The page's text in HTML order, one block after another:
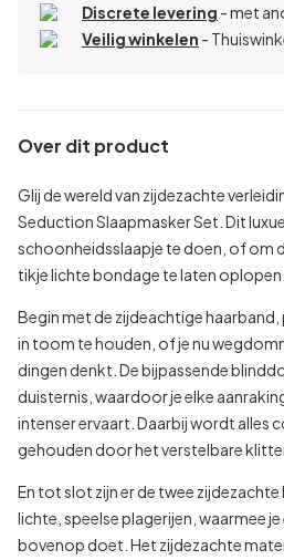
Discrete levering - met
Veilig winkelen -
Over dit product
Glij de wereld van zijdezachte
Seduction Slaapmasker Set. Dit
schoonheidsslaapje te doen, of om
tikje lichte bondage te laten oplopen.
Begin met de zijdeachtige
in toom te houden, of je nu
dingen denkt. De bijpassende
duisternis, waardoor je elke
intenser ervaart. Daarbij wordt alles
gehouden door het verstelbare
En tot slot zijn er de twee
lichte, speelse plagerijen, waarmee
bovenop doet. Het zijdezachte